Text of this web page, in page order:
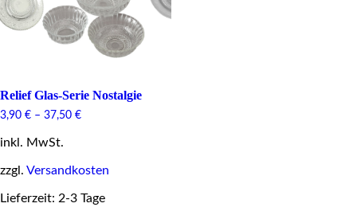
Relief Glas-Serie Nostalgie
3,90 € – 37,50 €
inkl. MwSt.
zzgl. Versandkosten
Lieferzeit: 2-3 Tage